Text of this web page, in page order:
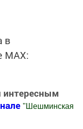
в
MАХ:
" Шешминская